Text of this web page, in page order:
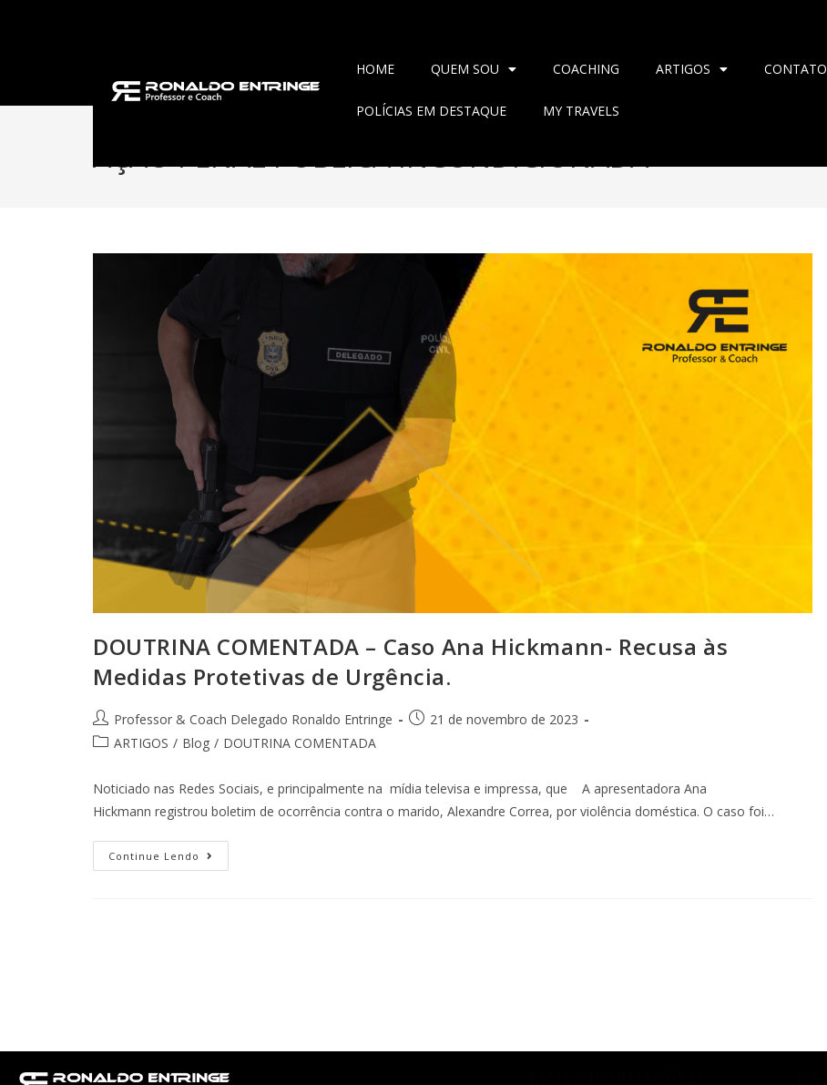
HOME QUEM SOU COACHING ARTIGOS CONTATO
POLÍCIAS EM DESTAQUE MY TRAVELS
AÇÃO PENAL PÚBLICA INCONDICIONADA
DOUTRINA COMENTADA – Caso Ana Hickmann- Recusa às
Medidas Protetivas de Urgência.
Professor & Coach Delegado Ronaldo Entringe
21 de novembro de 2023
ARTIGOS / Blog / DOUTRINA COMENTADA
Noticiado nas Redes Sociais, e principalmente na mídia televisa e impressa, que A apresentadora Ana
Hickmann registrou boletim de ocorrência contra o marido, Alexandre Correa, por violência doméstica. O caso foi…
Continue Lendo